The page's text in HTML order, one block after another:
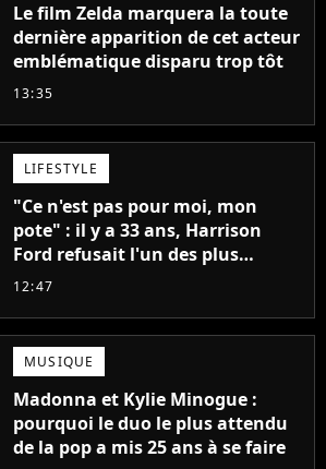
Le film Zelda marquera la toute
dernière apparition de cet acteur
emblématique disparu trop tôt
13:35
LIFESTYLE
"Ce n'est pas pour moi, mon
pote" : il y a 33 ans, Harrison
Ford refusait l'un des plus
grands succès de tous les temps
12:47
MUSIQUE
Madonna et Kylie Minogue :
pourquoi le duo le plus attendu
de la pop a mis 25 ans à se faire